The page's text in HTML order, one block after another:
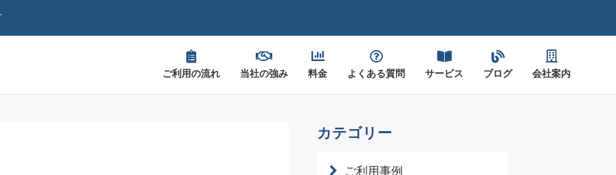
ご利用の流れ 当社の強み 料金 よくある質問 サービス ブログ 会社案内
カテゴリー
ご利用事例